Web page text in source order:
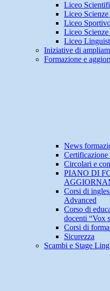
Liceo
Liceo
Liceo
Liceo
Liceo
Iniziative di
Formazione e
News
Circolari e
PIANO DI
Corsi di
Advanced
Corso di
docenti “Vox
Corsi di
Sicurezza
Scambi e Stage